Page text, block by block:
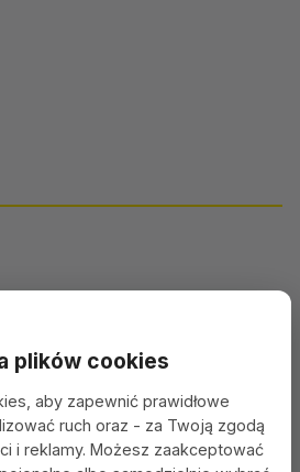
plików cookies
aby zapewnić prawidłowe
ruch oraz - za Twoją zgodą
i reklamy. Możesz zaakceptować